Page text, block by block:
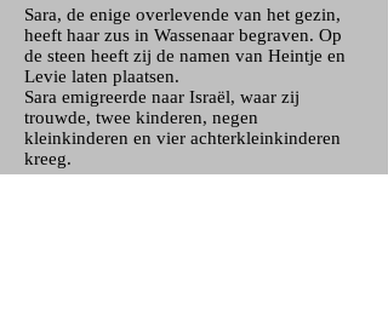
Sara, de enige overlevende van het gezin,
heeft haar zus in Wassenaar begraven. Op
de steen heeft zij de namen van Heintje en
Levie laten plaatsen.
Sara emigreerde naar Israël, waar zij
trouwde, twee kinderen, negen
kleinkinderen en vier achterkleinkinderen
kreeg.